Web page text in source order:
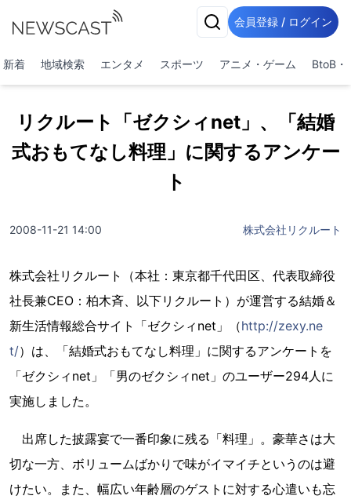
会員登録 / ログイン
新着 地域検索 エンタメ スポーツ アニメ・ゲーム BtoB・
リクルート「ゼクシィnet」、「結婚
式おもてなし料理」に関するアンケー
ト
2008-11-21 14:00 株式会社リクルート
株式会社リクルート（本社：東京都千代田区、代表取締役
社長兼CEO：柏木斉、以下リクルート）が運営する結婚＆
新生活情報総合サイト「ゼクシィnet」（http://zexy.ne
t/）は、「結婚式おもてなし料理」に関するアンケートを
「ゼクシィnet」「男のゼクシィnet」のユーザー294人に
実施しました。
出席した披露宴で一番印象に残る「料理」。豪華さは大
切な一方、ボリュームばかりで味がイマイチというのは避
けたい。また、幅広い年齢層のゲストに対する心遣いも忘